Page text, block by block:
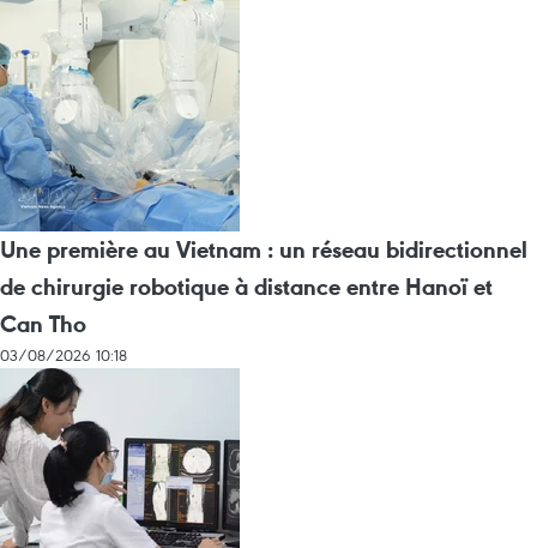
Une première au Vietnam : un réseau bidirectionnel
de chirurgie robotique à distance entre Hanoï et
Can Tho
03/08/2026 10:18